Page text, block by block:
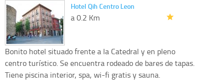
Hotel Qih Centro Leon
a 0.2 Km
Bonito hotel situado frente a la Catedral y en pleno
centro turístico. Se encuentra rodeado de bares de tapas.
Tiene piscina interior, spa, wi-fi gratis y sauna.